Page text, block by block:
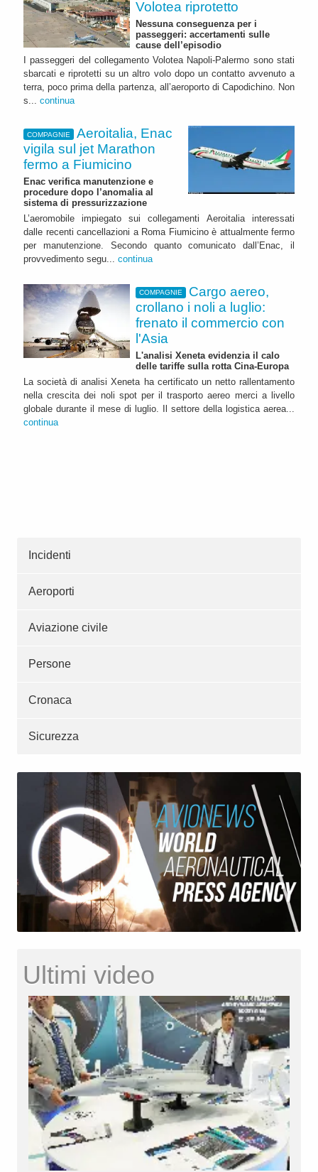
Volotea riprotetto
Nessuna conseguenza per i
passeggeri: accertamenti sulle
cause dell’episodio
I passeggeri del collegamento Volotea Napoli-Palermo sono stati
sbarcati e riprotetti su un altro volo dopo un contatto avvenuto a
terra, poco prima della partenza, all’aeroporto di Capodichino. Non
s... continua
COMPAGNIE
Aeroitalia, Enac
vigila sul jet Marathon
fermo a Fiumicino
Enac verifica manutenzione e
procedure dopo l’anomalia al
sistema di pressurizzazione
L’aeromobile impiegato sui collegamenti Aeroitalia interessati
dalle recenti cancellazioni a Roma Fiumicino è attualmente fermo
per manutenzione. Secondo quanto comunicato dall’Enac, il
provvedimento segu... continua
COMPAGNIE
Cargo aereo,
crollano i noli a luglio:
frenato il commercio con
l'Asia
L'analisi Xeneta evidenzia il calo
delle tariffe sulla rotta Cina-Europa
La società di analisi Xeneta ha certificato un netto rallentamento
nella crescita dei noli spot per il trasporto aereo merci a livello
globale durante il mese di luglio. Il settore della logistica aerea...
continua
Incidenti
Aeroporti
Aviazione civile
Persone
Cronaca
Sicurezza
Ultimi video